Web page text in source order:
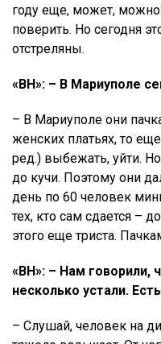
году еще, может,
поверить. Но сегодня
отстреляны.
«ВН»: – В Мариуполе
– В Мариуполе они
женских платьях, то
ред.) выбежать, уйти.
до кучи. Поэтому они
день по 60 человек
тех, кто сам сдается –
этого еще триста.
«ВН»: – Нам говорили,
несколько устали.
– Слушай, человек на